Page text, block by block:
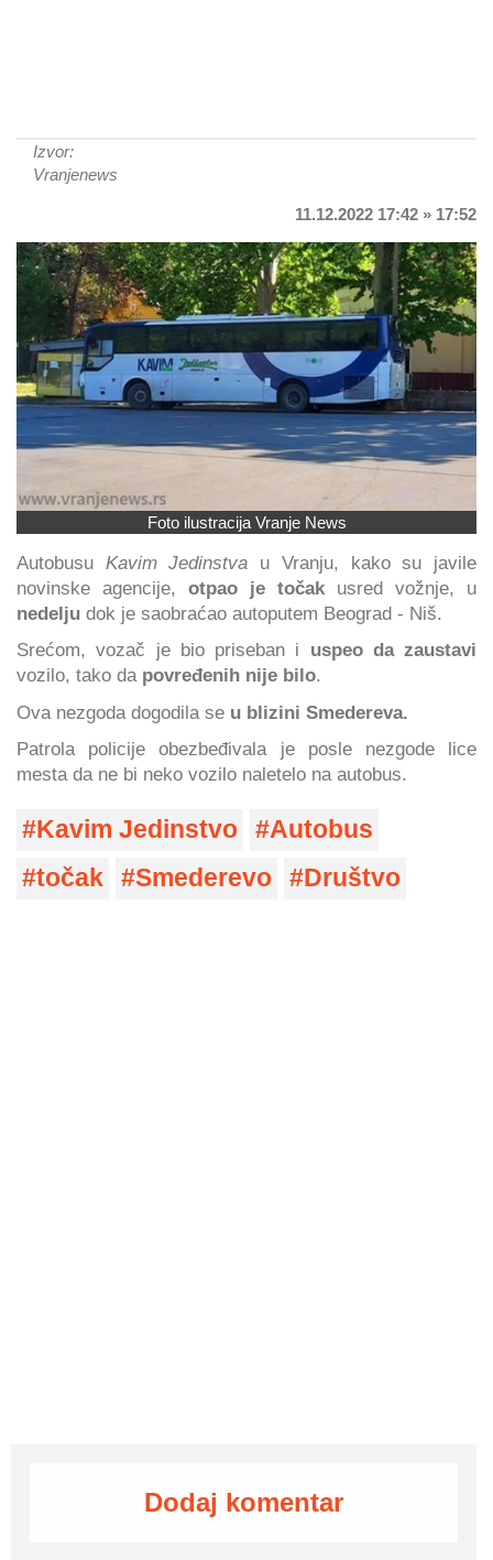
Izvor:
Vranjenews
11.12.2022 17:42 » 17:52
Foto ilustracija Vranje News
Autobusu Kavim Jedinstva u Vranju, kako su javile
novinske agencije, otpao je točak usred vožnje, u
nedelju dok je saobraćao autoputem Beograd - Niš.
Srećom, vozač je bio priseban i uspeo da zaustavi
vozilo, tako da povređenih nije bilo.
Ova nezgoda dogodila se u blizini Smedereva.
Patrola policije obezbeđivala je posle nezgode lice
mesta da ne bi neko vozilo naletelo na autobus.
Kavim Jedinstvo
Autobus
točak
Smederevo Društvo
Dodaj komentar